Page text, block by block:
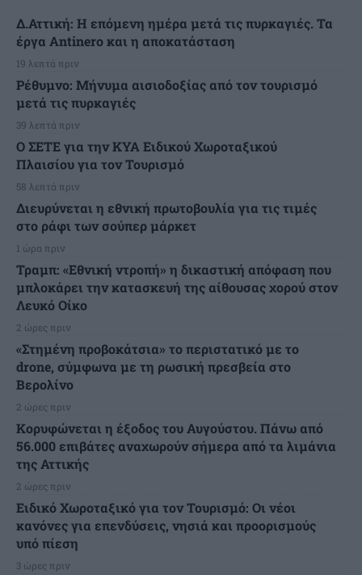
Δ.Αττική: Η επόμενη ημέρα μετά τις πυρκαγιές. Τα
έργα Antinero και η αποκατάσταση
19 λεπτά πριν
Ρέθυμνο: Μήνυμα αισιοδοξίας από τον τουρισμό
μετά τις πυρκαγιές
39 λεπτά πριν
Ο ΣΕΤΕ για την ΚΥΑ Ειδικού Χωροταξικού
Πλαισίου για τον Τουρισμό
58 λεπτά πριν
Διευρύνεται η εθνική πρωτοβουλία για τις τιμές
στο ράφι των σούπερ μάρκετ
1 ώρα πριν
Τραμπ: «Εθνική ντροπή» η δικαστική απόφαση που
μπλοκάρει την κατασκευή της αίθουσας χορού στον
Λευκό Οίκο
2 ώρες πριν
«Στημένη προβοκάτσια» το περιστατικό με το
drone, σύμφωνα με τη ρωσική πρεσβεία στο
Βερολίνο
2 ώρες πριν
Κορυφώνεται η έξοδος του Αυγούστου. Πάνω από
56.000 επιβάτες αναχωρούν σήμερα από τα λιμάνια
της Αττικής
2 ώρες πριν
Ειδικό Χωροταξικό για τον Τουρισμό: Οι νέοι
κανόνες για επενδύσεις, νησιά και προορισμούς
υπό πίεση
3 ώρες πριν